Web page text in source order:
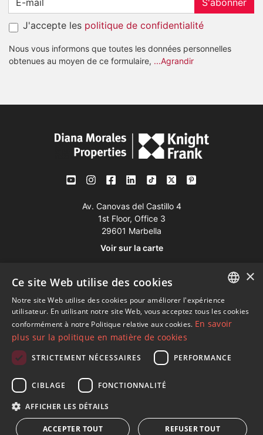
S'abonner
J'accepte les politique de confidentialité
Nous vous informons que toutes les données personnelles
obtenues au moyen de ce formulaire, ...Agrandir
Av. Canovas del Castillo 4
1st Floor, Office 3
29601 Marbella
Voir sur la carte
Tél:+34 952 765 138
Mob:+34 601 636 766
Whatsapp:+34 952 765 138
info@dmproperties.com
www.dmproperties.com
© Copyright 1989 - 2026 Diana Morales Properties Knight
Frank ·
Termes et conditions d'utilisation du site Web
Web et référencement
ENGLISH
SPANISH
×
Ce site Web utilise des cookies
Notre site Web utilise des cookies pour améliorer l'expérience
utilisateur. En utilisant notre site Web, vous acceptez tous les cookies
conformément à notre Politique relative aux cookies. En savoir
plus sur la politique en matière de cookies
STRICTEMENT NÉCESSAIRES PERFORMANCE
CIBLAGE FONCTIONNALITÉ
AFFICHER LES DÉTAILS
ACCEPTER TOUT REFUSER TOUT